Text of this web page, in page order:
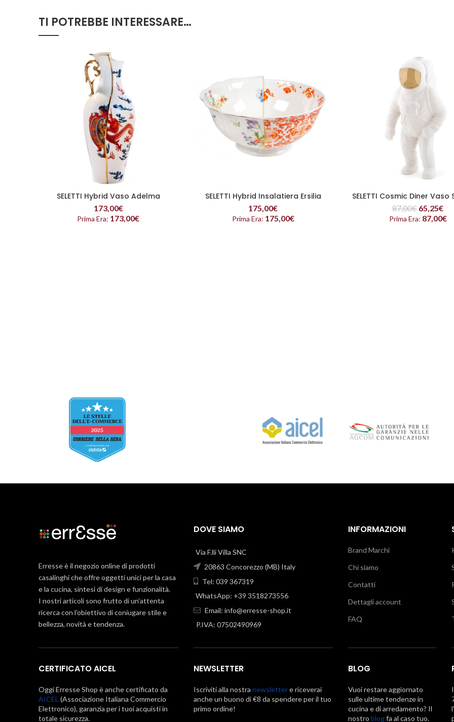
TI POTREBBE INTERESSARE…
LEGGI TUTTO
SELETTI Hybrid Vaso Adelma
173,00€
Prima Era: 173,00€
LEGGI TUTTO
SELETTI Hybrid Insalatiera Ersilia
175,00€
Prima Era: 175,00€
LEGGI TUTTO
SELETTI Cosmic Diner
87,00€ 65,25€
Prima Era: 87,00€
Erresse è il negozio online di prodotti
casalinghi che offre oggetti unici per la casa
e la cucina, sintesi di design e funzionalità.
I nostri articoli sono frutto di un’attenta
ricerca con l’obiettivo di coniugare stile e
bellezza, novità e tendenza.
CERTIFICATO AICEL
Oggi Erresse Shop è anche certificato da
AICEL (Associazione Italiana Commercio
Elettronico), garanzia per i tuoi acquisti in
totale sicurezza.
DOVE SIAMO
Via F.lli Villa SNC
20863 Concorezzo (MB) Italy
Tel: 039 367319
WhatsApp: +39 3518273556
Email: info@erresse-shop.it
P.IVA: 07502490969
NEWSLETTER
Iscriviti alla nostra newslettere riceverai
anche un buono di €8 da spendere per il tuo
primo ordine!
INFORMAZIONI
Brand Marchi
Chi siamo
Contatti
Dettagli account
FAQ
BLOG
Vuoi restare aggiornato
sulle ultime tendenze in
cucina e di arredamento? Il
nostro blogfa al caso tuo.